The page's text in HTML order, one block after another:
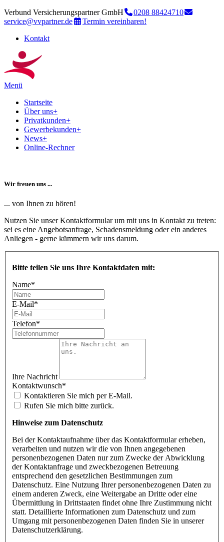
Verbund Versicherungspartner GmbH
0208 88424710
service@vvpartner.de
Termin vereinbaren!
Kontakt
Menü
Startseite
Über uns+
Privatkunden+
Gewerbekunden+
News+
Online-Rechner
Wir freuen uns ...
... von Ihnen zu hören!
Nutzen Sie unser Kontaktformular um mit uns in Kontakt zu treten:
sei es eine Angebotsanfrage, Schadensmeldung oder ein anderes
Anliegen - gerne kümmern wir uns darum.
Bitte teilen Sie uns Ihre Kontaktdaten mit:
Name*
E-Mail*
Telefon*
Ihre Nachricht
Kontaktwunsch*
Kontaktieren Sie mich per E-Mail.
Rufen Sie mich bitte zurück.
Hinweise zum Datenschutz
Bei der Kontaktaufnahme über das Kontaktformular erheben,
verarbeiten und nutzen wir die von Ihnen angegebenen
personenbezogenen Daten nur zum Zwecke der Abwicklung
der Kontaktanfrage und zweckbezogenen Betreuung
entsprechend den gesetzlichen Bestimmungen zum
Datenschutz. Eine Nutzung Ihrer personenbezogenen Daten zu
einem anderen Zweck, eine Weitergabe an Dritte oder eine
Übermittlung in Drittstaaten findet ohne Ihre Zustimmung nicht
statt. Detaillierte Informationen zum Datenschutz und zum
Umgang mit personenbezogenen Daten finden Sie in unserer
Datenschutzerklärung.